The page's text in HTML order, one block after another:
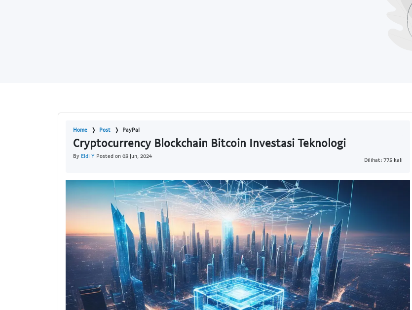
Home Post PayPal
Cryptocurrency Blockchain Bitcoin Investasi Teknologi
By Eldi Y Posted on 03 Jun, 2024
Dilihat: 775 kali